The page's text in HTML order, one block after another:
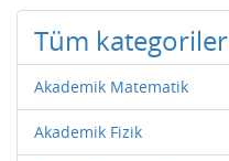
Tüm kategoriler
Akademik Matematik
Akademik Fizik